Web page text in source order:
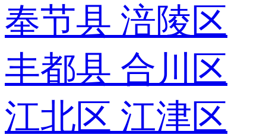
奉节县 涪陵区
丰都县 合川区
江北区 江津区